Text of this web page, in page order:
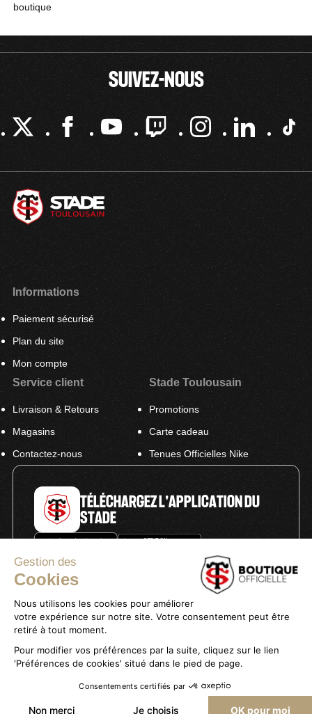
Gestion des
Cookies
Nous utilisons les cookies pour améliorer
votre expérience sur notre site. Votre consentement peut être
retiré à tout moment.
Pour modifier vos préférences par la suite, cliquez sur le lien
'Préférences de cookies' situé dans le pied de page.
Consentements certifiés par
Non merci Je choisis OK pour moi
AJOUTER AU PANIER
boutique
SUIVEZ-NOUS
Informations
Paiement sécurisé
Plan du site
Mon compte
Service client
Livraison & Retours
Magasins
Contactez-nous
Stade Toulousain
Promotions
Carte cadeau
Tenues Officielles Nike
TÉLÉCHARGEZ L'APPLICATION DU
STADE
Conditions générales de vente